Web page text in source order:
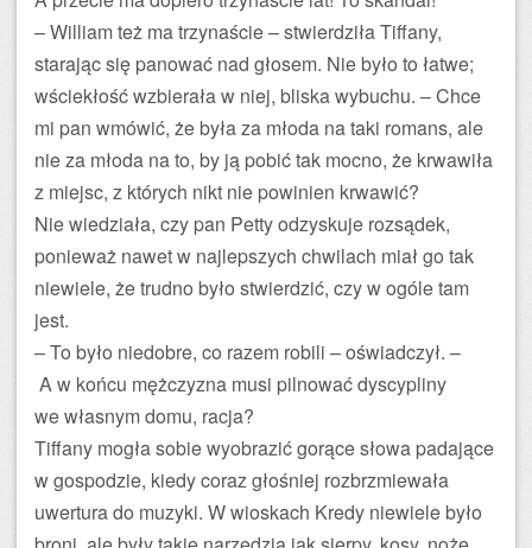
– William też ma trzynaście – stwierdziła Tiffany,
starając się panować nad głosem. Nie było to łatwe;
wściekłość wzbierała w niej, bliska wybuchu. – Chce
mi pan wmówić, że była za młoda na taki romans, ale
nie za młoda na to, by ją pobić tak mocno, że krwawiła
z miejsc, z których nikt nie powinien krwawić?
Nie wiedziała, czy pan Petty odzyskuje rozsądek,
ponieważ nawet w najlepszych chwilach miał go tak
niewiele, że trudno było stwierdzić, czy w ogóle tam
jest.
– To było niedobre, co razem robili – oświadczył. –
A w końcu mężczyzna musi pilnować dyscypliny
we własnym domu, racja?
Tiffany mogła sobie wyobrazić gorące słowa padające
w gospodzie, kiedy coraz głośniej rozbrzmiewała
uwertura do muzyki. W wioskach Kredy niewiele było